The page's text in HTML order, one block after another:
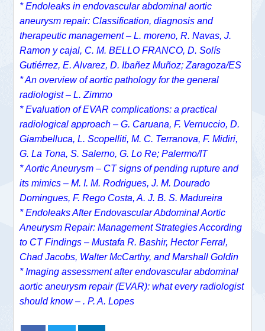
* Endoleaks in endovascular abdominal aortic
aneurysm repair: Classification, diagnosis and
therapeutic management – L. moreno, R. Navas, J.
Ramon y cajal, C. M. BELLO FRANCO, D. Solís
Gutiérrez, E. Alvarez, D. Ibañez Muñoz; Zaragoza/ES
* An overview of aortic pathology for the general
radiologist – L. Zimmo
* Evaluation of EVAR complications: a practical
radiological approach – G. Caruana, F. Vernuccio, D.
Giambelluca, L. Scopelliti, M. C. Terranova, F. Midiri,
G. La Tona, S. Salerno, G. Lo Re; Palermo/IT
* Aortic Aneurysm – CT signs of pending rupture and
its mimics – M. I. M. Rodrigues, J. M. Dourado
Domingues, F. Rego Costa, A. J. B. S. Madureira
* Endoleaks After Endovascular Abdominal Aortic
Aneurysm Repair: Management Strategies According
to CT Findings – Mustafa R. Bashir, Hector Ferral,
Chad Jacobs, Walter McCarthy, and Marshall Goldin
* Imaging assessment after endovascular abdominal
aortic aneurysm repair (EVAR): what every radiologist
should know – . P. A. Lopes